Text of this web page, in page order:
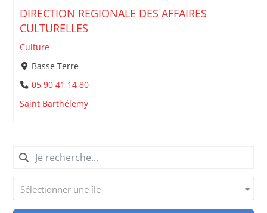
DIRECTION REGIONALE DES AFFAIRES
CULTURELLES
Culture
Basse Terre -
05 90 41 14 80
Saint Barthélemy
Sélectionner une île